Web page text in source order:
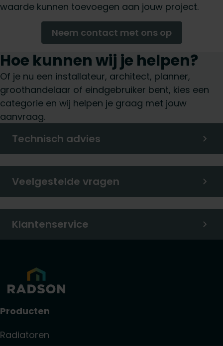
waarde kunnen toevoegen aan jouw project.
Neem contact met ons op
Hoe kunnen wij je helpen?
Of je nu een installateur, architect, planner,
groothandelaar of eindgebruiker bent, kies een
categorie en wij helpen je graag met jouw
aanvraag.
Technisch advies
Veelgestelde vragen
Klantenservice
Producten
Radiatoren